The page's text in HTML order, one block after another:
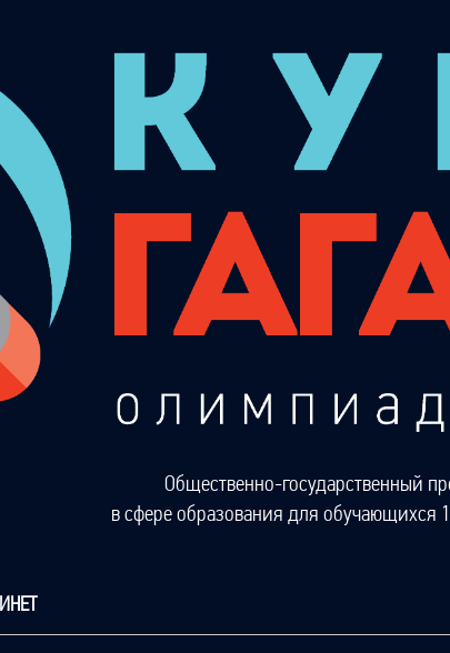
Общественно-государственный
в сфере образования для обучающихся